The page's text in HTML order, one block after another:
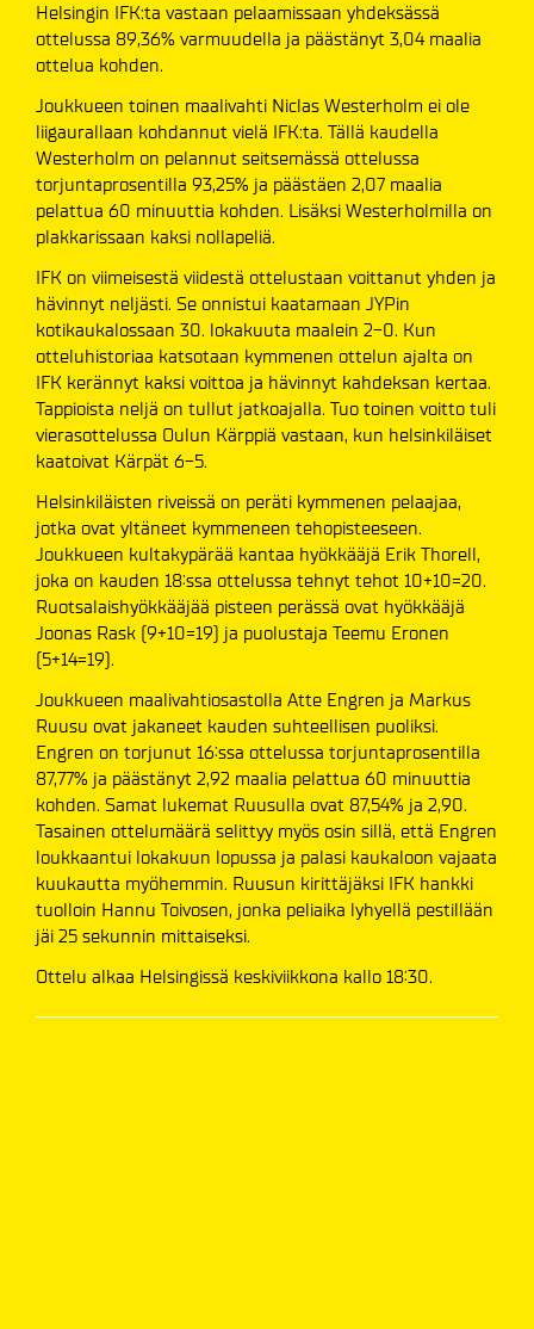
Helsingin IFK:ta vastaan pelaamissaan yhdeksässä
ottelussa 89,36% varmuudella ja päästänyt 3,04 maalia
ottelua kohden.
Joukkueen toinen maalivahti Niclas Westerholm ei ole
liigaurallaan kohdannut vielä IFK:ta. Tällä kaudella
Westerholm on pelannut seitsemässä ottelussa
torjuntaprosentilla 93,25% ja päästäen 2,07 maalia
pelattua 60 minuuttia kohden. Lisäksi Westerholmilla on
plakkarissaan kaksi nollapeliä.
IFK on viimeisestä viidestä ottelustaan voittanut yhden ja
hävinnyt neljästi. Se onnistui kaatamaan JYPin
kotikaukalossaan 30. lokakuuta maalein 2-0. Kun
otteluhistoriaa katsotaan kymmenen ottelun ajalta on
IFK kerännyt kaksi voittoa ja hävinnyt kahdeksan kertaa.
Tappioista neljä on tullut jatkoajalla. Tuo toinen voitto tuli
vierasottelussa Oulun Kärppiä vastaan, kun helsinkiläiset
kaatoivat Kärpät 6-5.
Helsinkiläisten riveissä on peräti kymmenen pelaajaa,
jotka ovat yltäneet kymmeneen tehopisteeseen.
Joukkueen kultakypärää kantaa hyökkääjä Erik Thorell,
joka on kauden 18:ssa ottelussa tehnyt tehot 10+10=20.
Ruotsalaishyökkääjää pisteen perässä ovat hyökkääjä
Joonas Rask (9+10=19) ja puolustaja Teemu Eronen
(5+14=19).
Joukkueen maalivahtiosastolla Atte Engren ja Markus
Ruusu ovat jakaneet kauden suhteellisen puoliksi.
Engren on torjunut 16:ssa ottelussa torjuntaprosentilla
87,77% ja päästänyt 2,92 maalia pelattua 60 minuuttia
kohden. Samat lukemat Ruusulla ovat 87,54% ja 2,90.
Tasainen ottelumäärä selittyy myös osin sillä, että Engren
loukkaantui lokakuun lopussa ja palasi kaukaloon vajaata
kuukautta myöhemmin. Ruusun kirittäjäksi IFK hankki
tuolloin Hannu Toivosen, jonka peliaika lyhyellä pestillään
jäi 25 sekunnin mittaiseksi.
Ottelu alkaa Helsingissä keskiviikkona kallo 18:30.